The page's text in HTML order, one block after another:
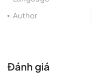
Author
Đánh giá